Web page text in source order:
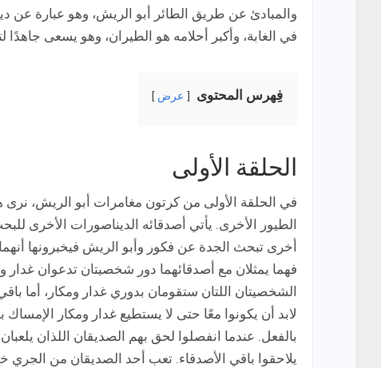
والمبادئ عن طريق الطائر أبو الريش، وهو عبارة عن
في الغابة، وأكبر أحلامه هو الطيران، وهو يسعى جاهدًا
فِهرس المحتوى عرض
الحلقة الأولى
في الحلقة الأولى من كرتون مغامرات أبو الريش،
الطيور الأخرى. يأتي أصدقائه الديناصورات الأخرى
أخرى تبحث الجدة عن فكور وأبو الريش فيخبرونها أنهما
فهما يمثلان مع أصدقائهما دور شخصيتان تدعوان غدار
الشخصيتان اللتان ستقومان بدوري غدار ومكار، أما
لابد أن يكونوا معًا حتى لا يستطيع غدار ومكار
بالفعل. عندما انفصلوا لحق بهم الصديقان اللذان
يلاحقوا باقي الأصدقاء. تعب أحد الصديقان من الجري